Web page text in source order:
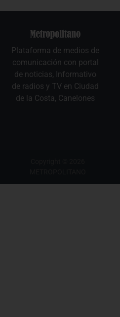
Plataforma de medios de
comunicación con portal
de noticias, Informativo
de radios y TV en Ciudad
de la Costa, Canelones